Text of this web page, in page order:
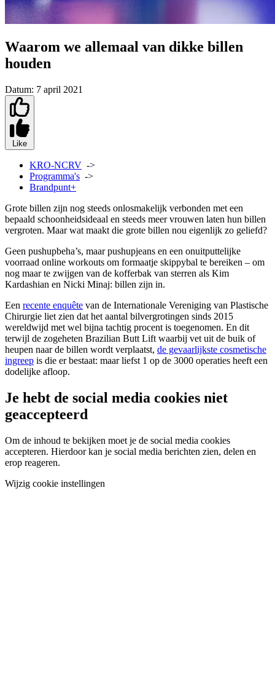
Waarom we allemaal van dikke billen
houden
Datum: 7 april 2021
Like
KRO-NCRV ->
Programma's ->
Brandpunt+
Grote billen zijn nog steeds onlosmakelijk verbonden met een
bepaald schoonheidsideaal en steeds meer vrouwen laten hun billen
vergroten. Maar wat maakt die grote billen nou eigenlijk zo geliefd?
Geen pushupbeha’s, maar pushupjeans en een onuitputtelijke
voorraad online workouts om formaatje skippybal te bereiken – om
nog maar te zwijgen van de kofferbak van sterren als Kim
Kardashian en Nicki Minaj: billen zijn in.
Een recente enquête van de Internationale Vereniging van Plastische
Chirurgie liet zien dat het aantal bilvergrotingen sinds 2015
wereldwijd met wel bijna tachtig procent is toegenomen. En dit
terwijl de zogeheten Brazilian Butt Lift waarbij vet uit de buik of
heupen naar de billen wordt verplaatst, de gevaarlijkste cosmetische
ingreep is die er bestaat: maar liefst 1 op de 3000 operaties heeft een
dodelijke afloop.
Je hebt de social media cookies niet
geaccepteerd
Om de inhoud te bekijken moet je de social media cookies
accepteren. Hierdoor kan je social media berichten zien, delen en
erop reageren.
Wijzig cookie instellingen